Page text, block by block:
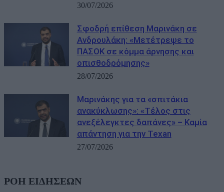
30/07/2026
Σφοδρή επίθεση Μαρινάκη σε
Ανδρουλάκη: «Μετέτρεψε το
ΠΑΣΟΚ σε κόμμα άρνησης και
οπισθοδρόμησης»
28/07/2026
Μαρινάκης για τα «σπιτάκια
ανακύκλωσης»: «Τέλος στις
ανεξέλεγκτες δαπάνες» – Καμία
απάντηση για την Texan
27/07/2026
ΡΟΗ ΕΙΔΗΣΕΩΝ